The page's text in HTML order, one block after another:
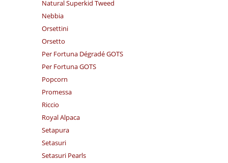
Natural Superkid Tweed
Nebbia
Orsettini
Orsetto
Per Fortuna Dégradé GOTS
Per Fortuna GOTS
Popcorn
Promessa
Riccio
Royal Alpaca
Setapura
Setasuri
Setasuri Pearls